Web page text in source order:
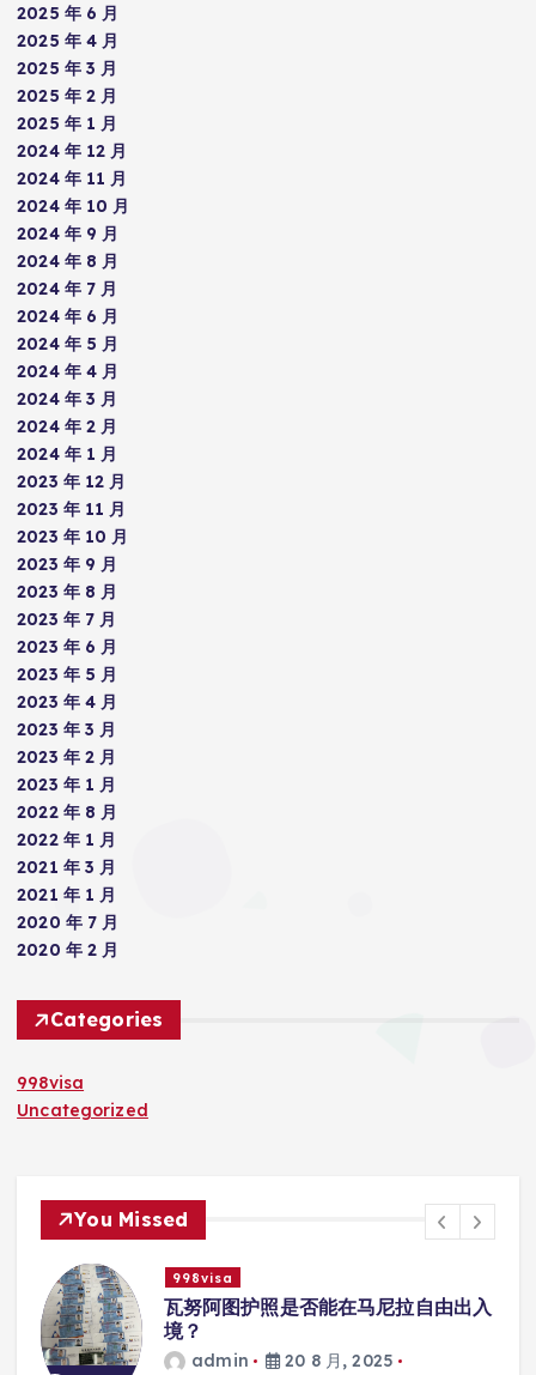
2025 年 6 月
2025 年 4 月
2025 年 3 月
2025 年 2 月
2025 年 1 月
2024 年 12 月
2024 年 11 月
2024 年 10 月
2024 年 9 月
2024 年 8 月
2024 年 7 月
2024 年 6 月
2024 年 5 月
2024 年 4 月
2024 年 3 月
2024 年 2 月
2024 年 1 月
2023 年 12 月
2023 年 11 月
2023 年 10 月
2023 年 9 月
2023 年 8 月
2023 年 7 月
2023 年 6 月
2023 年 5 月
2023 年 4 月
2023 年 3 月
2023 年 2 月
2023 年 1 月
2022 年 8 月
2022 年 1 月
2021 年 3 月
2021 年 1 月
2020 年 7 月
2020 年 2 月
Categories
998visa
Uncategorized
You Missed
998visa
瓦努阿图护照是否能在马尼拉自由出入
境？
admin 20 8 月, 2025